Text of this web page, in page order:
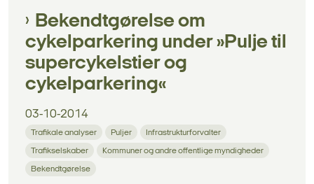
Bekendtgørelse om
cykelparkering under »Pulje til
supercykelstier og
cykelparkering«
03-10-2014
Trafikale analyser Puljer Infrastrukturforvalter
Trafikselskaber Kommuner og andre offentlige myndigheder
Bekendtgørelse